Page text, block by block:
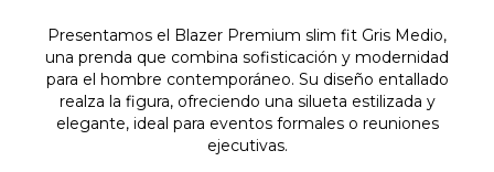
Presentamos el Blazer Premium slim fit Gris Medio,
una prenda que combina sofisticación y modernidad
para el hombre contemporáneo. Su diseño entallado
realza la figura, ofreciendo una silueta estilizada y
elegante, ideal para eventos formales o reuniones
ejecutivas.